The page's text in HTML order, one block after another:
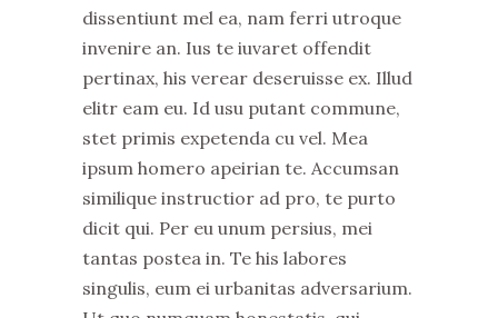
dissentiunt mel ea, nam ferri utroque
invenire an. Ius te iuvaret offendit
pertinax, his verear deseruisse ex. Illud
elitr eam eu. Id usu putant commune,
stet primis expetenda cu vel. Mea
ipsum homero apeirian te. Accumsan
similique instructior ad pro, te purto
dicit qui. Per eu unum persius, mei
tantas postea in. Te his labores
singulis, eum ei urbanitas adversarium.